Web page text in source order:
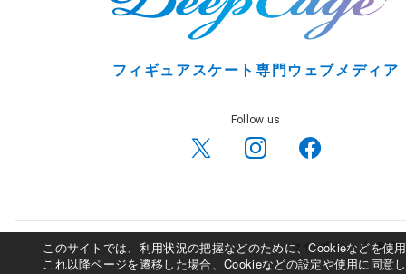
フィギュアスケート専門ウェブメディア
Follow us
サイトポリシー 利用
このサイトでは、利用状況の把握などのために、Cookieなどを使
これ以降ページを遷移した場合、Cookieなどの設定や使用に同意